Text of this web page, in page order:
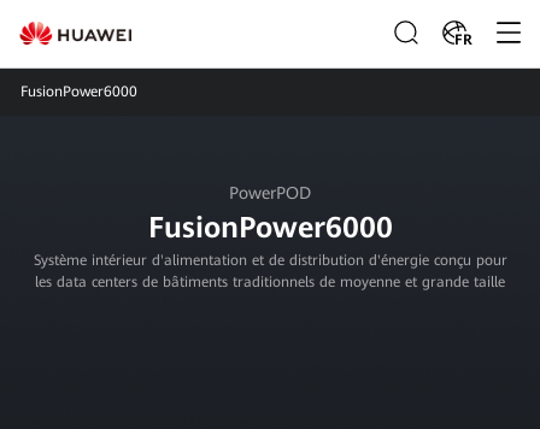
FR
FusionPower6000
PowerPOD
FusionPower6000
Système intérieur d'alimentation et de distribution d'énergie conçu pour
les data centers de bâtiments traditionnels de moyenne et grande taille